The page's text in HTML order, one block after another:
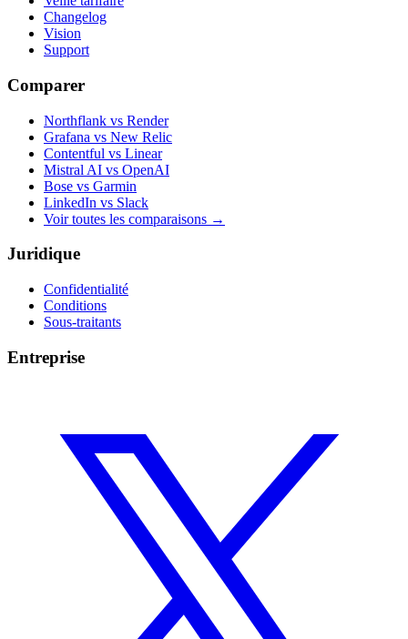
Changelog
Vision
Support
Comparer
Northflank vs Render
Grafana vs New Relic
Contentful vs Linear
Mistral AI vs OpenAI
Bose vs Garmin
LinkedIn vs Slack
Voir toutes les comparaisons →
Juridique
Confidentialité
Conditions
Sous-traitants
Entreprise